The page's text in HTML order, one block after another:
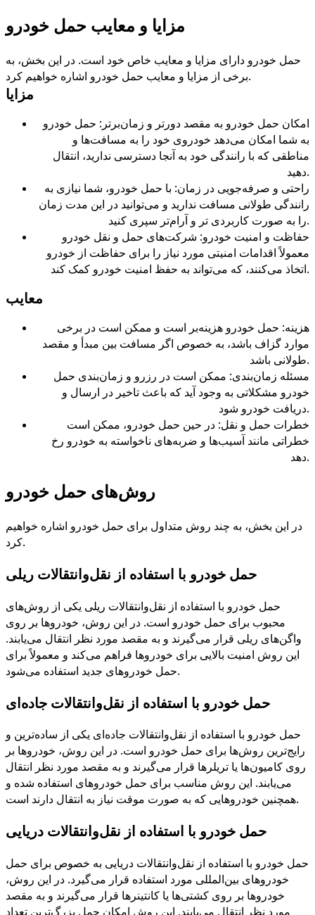
مزایا و معایب حمل خودرو
حمل خودرو دارای مزایا و معایب خاص خود است. در این بخش، به
برخی از مزایا و معایب حمل خودرو اشاره خواهیم کرد.
مزایا
امکان حمل خودرو به مقصد دورتر و زمان‌برتر: حمل خودرو
به شما امکان می‌دهد خودروی خود را به مسافت‌ها و
مناطقی که با رانندگی خود به آنجا دسترسی ندارید، انتقال
دهید.
راحتی و صرفه‌جویی در زمان: با حمل خودرو، شما نیازی به
رانندگی طولانی مسافت ندارید و می‌توانید در این مدت زمان
را به صورت کاربردی تر و آرام‌تر سپری کنید.
حفاظت و امنیت خودرو: شرکت‌های حمل و نقل خودرو
معمولاً اقدامات امنیتی مورد نیاز را برای حفاظت از خودرو
اتخاذ می‌کنند، که می‌تواند به حفظ امنیت خودرو کمک کند.
معایب
هزینه: حمل خودرو هزینه‌بر است و ممکن است در برخی
موارد گزاف باشد، به خصوص اگر مسافت بین مبدأ و مقصد
طولانی باشد.
مسئله زمان‌بندی: ممکن است در رزرو و زمان‌بندی حمل
خودرو مشکلاتی به وجود آید که باعث تاخیر در ارسال و
دریافت خودرو شود.
خطرات حمل و نقل: در حین حمل خودرو، ممکن است
خطراتی مانند آسیب‌ها و ضربه‌های ناخواسته به خودرو رخ
دهد.
روش‌های حمل خودرو
در این بخش، به چند روش متداول برای حمل خودرو اشاره خواهیم
کرد.
حمل خودرو با استفاده از نقل‌وانتقالات ریلی
حمل خودرو با استفاده از نقل‌وانتقالات ریلی یکی از روش‌های
محبوب برای حمل خودرو است. در این روش، خودروها بر روی
واگن‌های ریلی قرار می‌گیرند و به مقصد مورد نظر انتقال می‌یابند.
این روش امنیت بالایی برای خودروها فراهم می‌کند و معمولاً برای
حمل خودروهای جدید استفاده می‌شود.
حمل خودرو با استفاده از نقل‌وانتقالات جاده‌ای
حمل خودرو با استفاده از نقل‌وانتقالات جاده‌ای یکی از ساده‌ترین و
رایج‌ترین روش‌ها برای حمل خودرو است. در این روش، خودروها بر
روی کامیون‌ها یا تریلرها قرار می‌گیرند و به مقصد مورد نظر انتقال
می‌یابند. این روش مناسب برای حمل خودروهای استفاده شده و
همچنین خودروهایی که به صورت موقت نیاز به انتقال دارند است.
حمل خودرو با استفاده از نقل‌وانتقالات دریایی
حمل خودرو با استفاده از نقل‌وانتقالات دریایی به خصوص برای حمل
خودروهای بین‌المللی مورد استفاده قرار می‌گیرد. در این روش،
خودروها بر روی کشتی‌ها یا کانتینرها قرار می‌گیرند و به مقصد
مورد نظر انتقال می‌یابند. این روش امکان حمل بزرگ‌ترین تعداد